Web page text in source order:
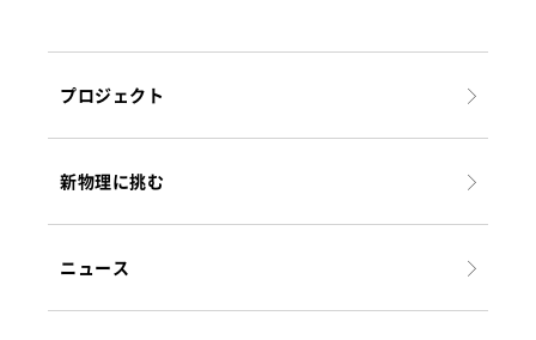
プロジェクト
新物理に挑む
ニュース